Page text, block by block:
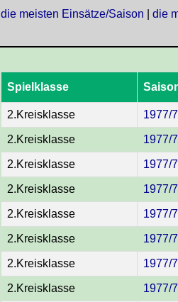
die meisten Einsätze/Saison
die
Spielklasse
2.Kreisklasse 1977/
2.Kreisklasse 1977/
2.Kreisklasse 1977/
2.Kreisklasse 1977/
2.Kreisklasse 1977/
2.Kreisklasse 1977/
2.Kreisklasse 1977/
2.Kreisklasse 1977/